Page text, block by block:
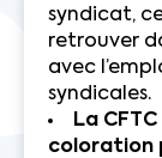
syndicat,
retrouver
avec
syndicales.
La
coloration